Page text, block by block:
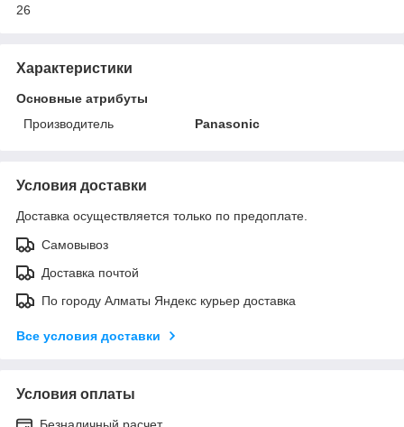
26
Характеристики
Основные атрибуты
Производитель
Panasonic
Условия доставки
Доставка осуществляется только по предоплате.
Самовывоз
Доставка почтой
По городу Алматы Яндекс курьер доставка
Все условия доставки
Условия оплаты
Безналичный расчет